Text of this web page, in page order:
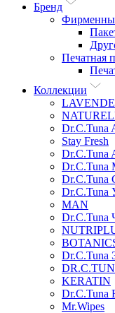
Бренд
Печатная
Коллекции
Dr.C.Tuna
Stay Fresh
Dr.C.Tuna
Dr.C.Tuna
Dr.C.Tuna
MAN
Dr.C.Tuna
Dr.C.Tuna
KERATIN
Dr.C.Tuna
Mr.Wipes